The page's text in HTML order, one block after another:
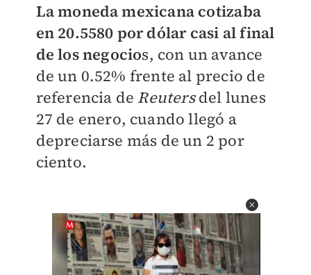
La moneda mexicana cotizaba
en 20.5580 por dólar casi al final
de los negocios, con un avance
de un 0.52% frente al precio de
referencia de Reutersdel lunes
27 de enero, cuando llegó a
depreciarse más de un 2 por
ciento.